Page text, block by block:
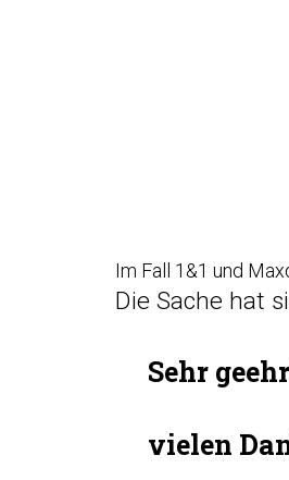
Im Fall 1&1 und
Die Sache hat
Sehr
vielen